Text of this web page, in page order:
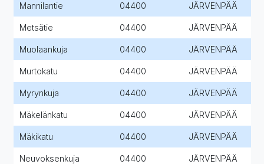
Mannilantie 04400 JÄRVENPÄÄ
Metsätie 04400 JÄRVENPÄÄ
Muolaankuja 04400 JÄRVENPÄÄ
Murtokatu 04400 JÄRVENPÄÄ
Myrynkuja 04400 JÄRVENPÄÄ
Mäkelänkatu 04400 JÄRVENPÄÄ
Mäkikatu 04400 JÄRVENPÄÄ
Neuvoksenkuja 04400 JÄRVENPÄÄ